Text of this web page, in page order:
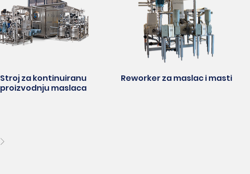
Stroj za kontinuiranu
proizvodnju maslaca
Reworker za maslac i masti